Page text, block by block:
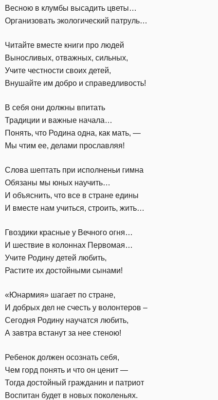
Весною в клумбы высадить цветы…
Организовать экологический патруль…
Читайте вместе книги про людей
Выносливых, отважных, сильных,
Учите честности своих детей,
Внушайте им добро и справедливость!
В себя они должны впитать
Традиции и важные начала…
Понять, что Родина одна, как мать, —
Мы чтим ее, делами прославляя!
Слова шептать при исполненьи гимна
Обязаны мы юных научить…
И объяснить, что все в стране едины
И вместе нам учиться, строить, жить…
Гвоздики красные у Вечного огня…
И шествие в колоннах Первомая…
Учите Родину детей любить,
Растите их достойными сынами!
«Юнармия» шагает по стране,
И добрых дел не счесть у волонтеров –
Сегодня Родину научатся любить,
А завтра встанут за нее стеною!
Ребенок должен осознать себя,
Чем горд понять и что он ценит —
Тогда достойный гражданин и патриот
Воспитан будет в новых поколеньях.